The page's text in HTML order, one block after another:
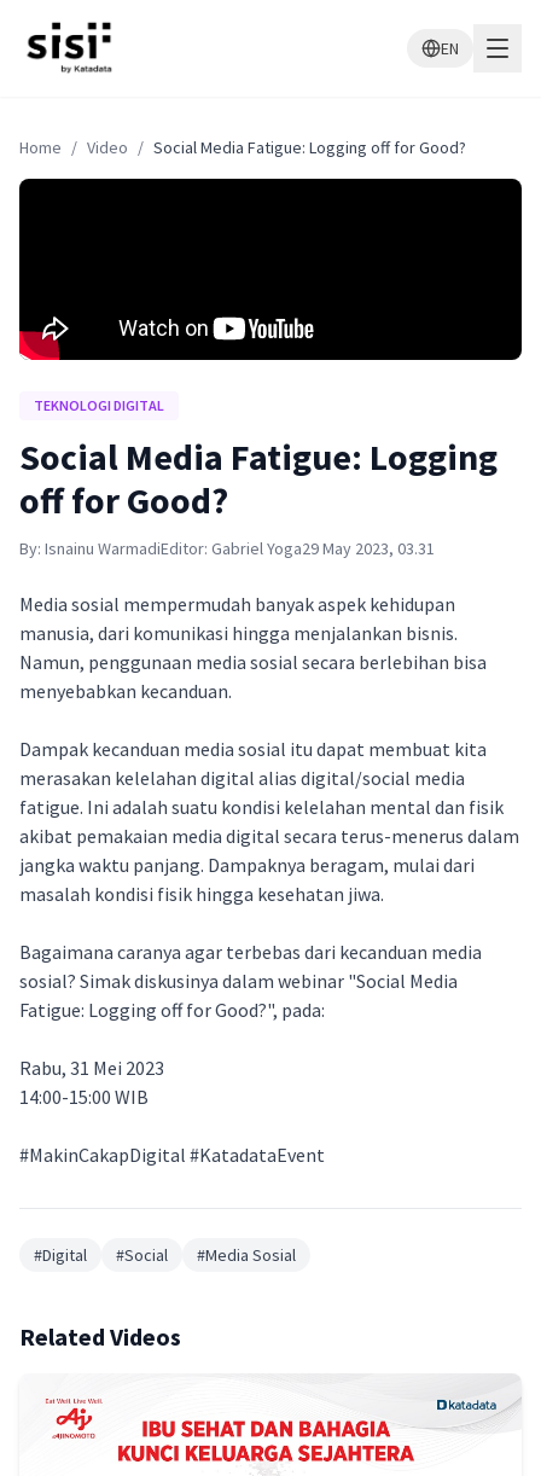
EN
Home / Video / Social Media Fatigue: Logging off for Good?
TEKNOLOGI DIGITAL
Social Media Fatigue: Logging
off for Good?
By: Isnainu WarmadiEditor: Gabriel Yoga29 May 2023, 03.31
Media sosial mempermudah banyak aspek kehidupan
manusia, dari komunikasi hingga menjalankan bisnis.
Namun, penggunaan media sosial secara berlebihan bisa
menyebabkan kecanduan.
Dampak kecanduan media sosial itu dapat membuat kita
merasakan kelelahan digital alias digital/social media
fatigue. Ini adalah suatu kondisi kelelahan mental dan fisik
akibat pemakaian media digital secara terus-menerus dalam
jangka waktu panjang. Dampaknya beragam, mulai dari
masalah kondisi fisik hingga kesehatan jiwa.
Bagaimana caranya agar terbebas dari kecanduan media
sosial? Simak diskusinya dalam webinar "Social Media
Fatigue: Logging off for Good?", pada:
Rabu, 31 Mei 2023
14:00-15:00 WIB
#MakinCakapDigital #KatadataEvent
#Digital #Social #Media Sosial
Related Videos